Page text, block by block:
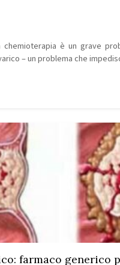
chemioterapia è un grave
– un problema che
farmaco generico